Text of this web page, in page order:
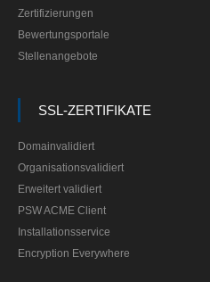
Zertifizierungen
Bewertungsportale
Stellenangebote
SSL-ZERTIFIKATE
Domainvalidiert
Organisationsvalidiert
Erweitert validiert
PSW ACME Client
Installationsservice
Encryption Everywhere